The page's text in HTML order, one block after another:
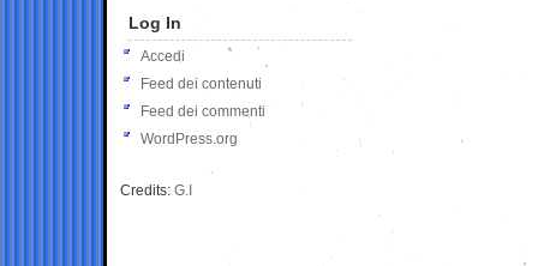
Log In
Accedi
Feed dei contenuti
Feed dei commenti
WordPress.org
Credits: G.I